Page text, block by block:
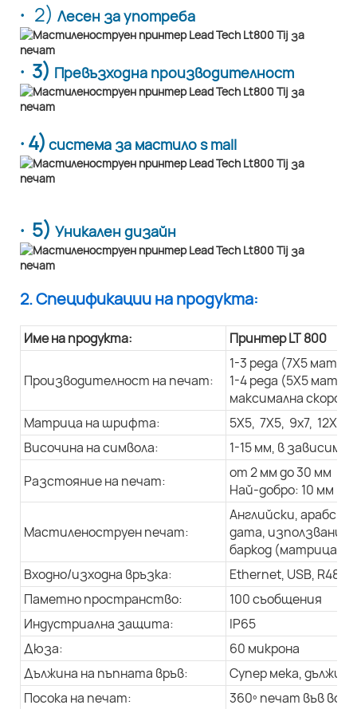
· 2) Лесен за употреба
· 3) Превъзходна производителност
· 4) система за мастило s mall
· 5) Уникален дизайн
2. Спецификации на продукта:
Име на продукта: Принтер LT 800
Производителност на печат:
1-3 реда (7X5
1-4 реда (5X5
максимална
Матрица на шрифта:
5X5, 7X5, 9x7, 12X9,
Височина на символа:
1-15 мм, в
Разстояние на печат:
от 2 мм до 30 мм
Най-добро: 10 мм
Мастиленоструен печат:
Английски,
дата, използвани
баркод (матрица с
Входно/изходна връзка:
Ethernet, USB, R485
Паметно пространство:
100 съобщения
Индустриална защита:
IP65
Дюза:
60 микрона
Дължина на пъпната връв:
Супер мека,
Посока на печат:
360º печат във